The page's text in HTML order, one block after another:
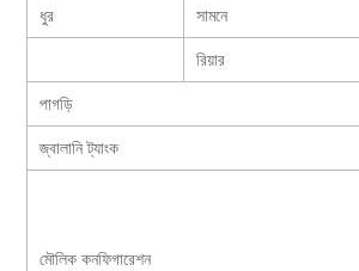
ধুর সামনে
রিয়ার
পাগড়ি
জ্বালানি ট্যাংক
মৌলিক কনফিগারেশন